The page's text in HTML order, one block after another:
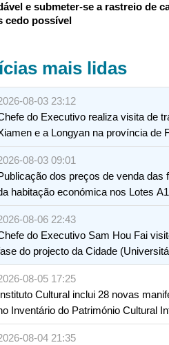
e submeter-se a rastreio de
cedo possível
mais lidas
08-03 23:12
do Executivo realiza visita de
e a Longyan na província de
08-03 09:01
dos preços de venda das
habitação económica nos Lotes
da Zona A dos Novos Aterros
08-06 22:43
do Executivo Sam Hou Fai
do projecto da Cidade
Internacional de Macau e
08-05 17:25
Cultural inclui 28 novas
Inventário do Património Cultural
08-04 21:35